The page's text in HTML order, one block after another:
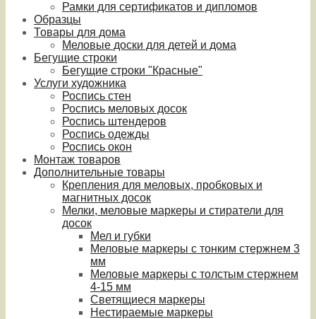
Рамки для сертификатов и дипломов
Образцы
Товары для дома
Меловые доски для детей и дома
Бегущие строки
Бегущие строки "Красные"
Услуги художника
Роспись стен
Роспись меловых досок
Роспись штендеров
Роспись одежды
Роспись окон
Монтаж товаров
Дополнительные товары
Крепления для меловых, пробковых и
магнитных досок
Мелки, меловые маркеры и стиратели для
досок
Мел и губки
Меловые маркеры с тонким стержнем 3
мм
Меловые маркеры с толстым стержнем
4-15 мм
Светящиеся маркеры
Нестираемые маркеры